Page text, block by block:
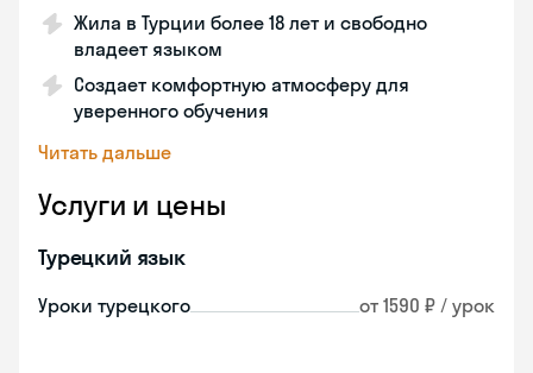
Жила в Турции более 18 лет и свободно
владеет языком
Создает комфортную атмосферу для
уверенного обучения
Читать дальше
Услуги и цены
Турецкий язык
Уроки турецкого от 1590 ₽ / урок